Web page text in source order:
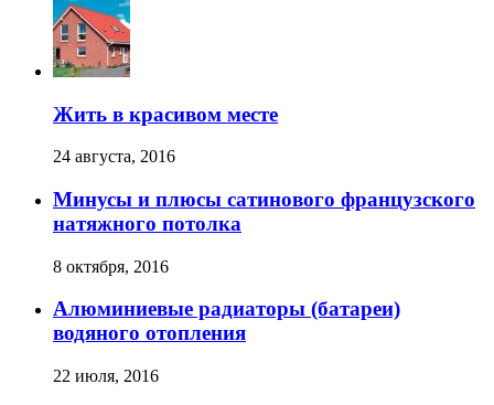
Жить в красивом месте
24 августа, 2016
Минусы и плюсы сатинового французского
натяжного потолка
8 октября, 2016
Алюминиевые радиаторы (батареи)
водяного отопления
22 июля, 2016